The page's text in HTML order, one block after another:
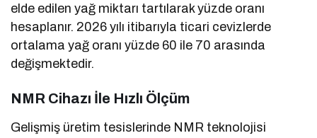
elde edilen yağ miktarı tartılarak yüzde oranı
hesaplanır. 2026 yılı itibarıyla ticari cevizlerde
ortalama yağ oranı yüzde 60 ile 70 arasında
değişmektedir.
NMR Cihazı İle Hızlı Ölçüm
Gelişmiş üretim tesislerinde NMR teknolojisi